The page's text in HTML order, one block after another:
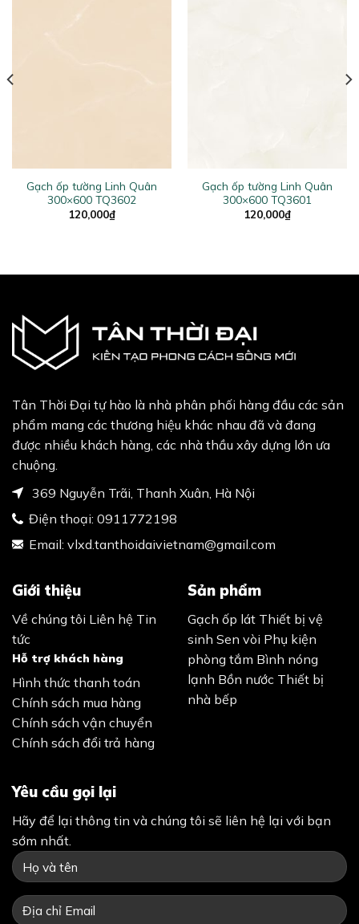
Gạch ốp tường Linh Quân
300×600 TQ3602
120,000₫
Gạch ốp tường Linh Quân
300×600 TQ3601
120,000₫
Tân Thời Đại tự hào là nhà phân phối hàng đầu các sản
phẩm mang các thương hiệu khác nhau đã và đang
được nhiều khách hàng, các nhà thầu xây dựng lớn ưa
chuộng.
369 Nguyễn Trãi, Thanh Xuân, Hà Nội
Điện thoại: 0911772198
Email: vlxd.tanthoidaivietnam@gmail.com
Giới thiệu
Về chúng tôi Liên hệ Tin
tức
Hỗ trợ khách hàng
Hình thức thanh toán
Chính sách mua hàng
Chính sách vận chuyển
Chính sách đổi trả hàng
Sản phẩm
Gạch ốp lát Thiết bị vệ
sinh Sen vòi Phụ kiện
phòng tắm Bình nóng
lạnh Bồn nước Thiết bị
nhà bếp
Yêu cầu gọi lại
Hãy để lại thông tin và chúng tôi sẽ liên hệ lại với bạn
sớm nhất.